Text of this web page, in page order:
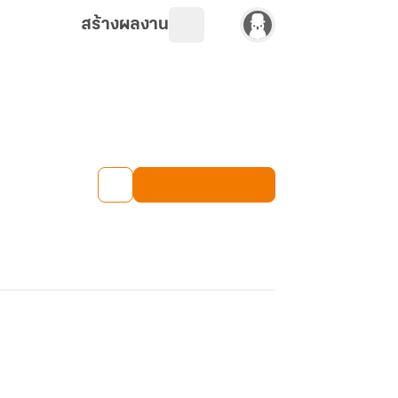
สร้างผลงาน